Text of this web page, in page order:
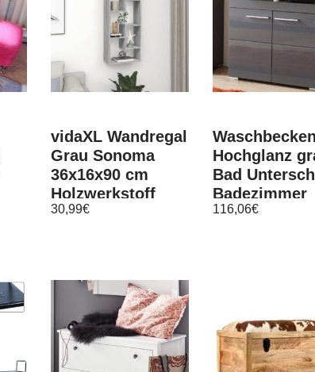
vidaXL Wandregal
Grau Sonoma
36x16x90 cm
Holzwerkstoff
30,99€
Hochglanz
Bad
Badezimmer
Möbel Amanda
116,06€